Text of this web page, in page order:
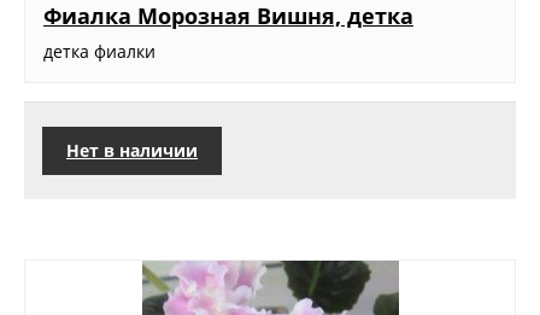
Фиалка Морозная Вишня, детка
детка фиалки
Нет в наличии